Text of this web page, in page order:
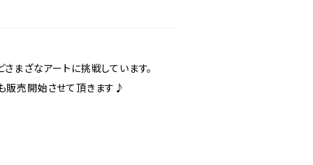
まざなアートに挑戦しています。
販売開始させて頂きます♪